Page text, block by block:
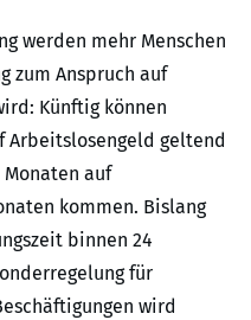
werden mehr Menschen
zum Anspruch auf
Künftig können
Arbeitslosengeld geltend
auf
kommen. Bislang
binnen 24
für
wird